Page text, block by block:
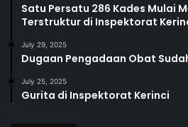
Satu Persatu 286 Kades Mulai
Terstruktur di Inspektorat
July 29, 2025
Dugaan Pengadaan Obat
July 25, 2025
Gurita di Inspektorat Kerinci